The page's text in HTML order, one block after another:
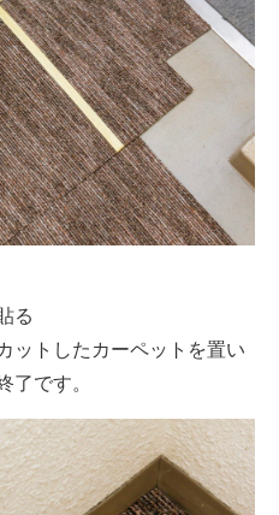
る
ットしたカーペットを置い
です。